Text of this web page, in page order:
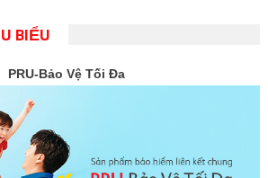
BIỂU
PRU-Bảo Vệ Tối Đa